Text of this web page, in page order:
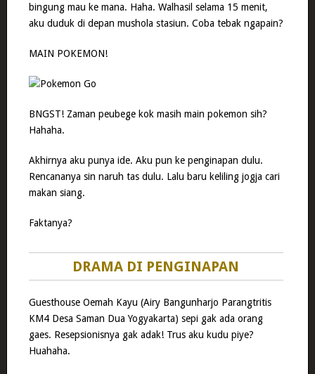
bingung mau ke mana. Haha. Walhasil selama 15 menit,
aku duduk di depan mushola stasiun. Coba tebak ngapain?
MAIN POKEMON!
BNGST! Zaman peubege kok masih main pokemon sih?
Hahaha.
Akhirnya aku punya ide. Aku pun ke penginapan dulu.
Rencananya sin naruh tas dulu. Lalu baru keliling jogja cari
makan siang.
Faktanya?
DRAMA DI PENGINAPAN
Guesthouse Oemah Kayu (Airy Bangunharjo Parangtritis
KM4 Desa Saman Dua Yogyakarta) sepi gak ada orang
gaes. Resepsionisnya gak adak! Trus aku kudu piye?
Huahaha.